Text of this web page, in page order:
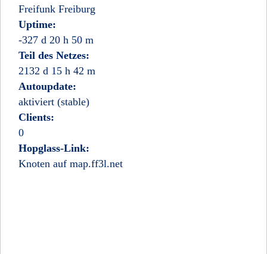
Freifunk Freiburg
Uptime:
-327 d 20 h 50 m
Teil des Netzes:
2132 d 15 h 42 m
Autoupdate:
aktiviert (stable)
Clients:
0
Hopglass-Link:
Knoten auf map.ff3l.net